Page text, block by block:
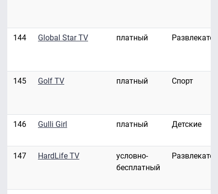
144 Global Star TV платный
145 Golf TV платный Спорт
146 Gulli Girl платный Детские
147 HardLife TV
условно-
бесплатный